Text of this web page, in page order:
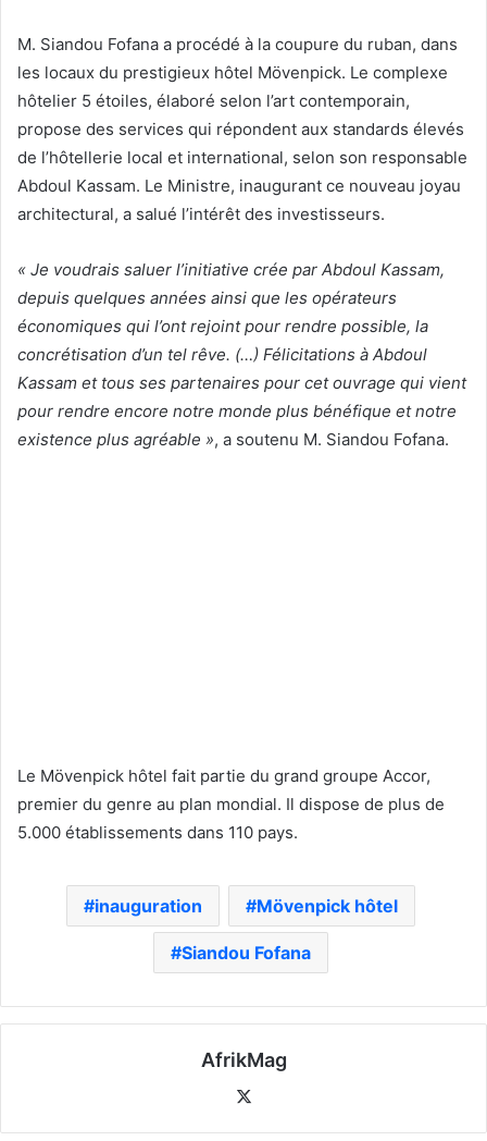
M. Siandou Fofana a procédé à la coupure du ruban, dans
les locaux du prestigieux hôtel Mövenpick. Le complexe
hôtelier 5 étoiles, élaboré selon l’art contemporain,
propose des services qui répondent aux standards élevés
de l’hôtellerie local et international, selon son responsable
Abdoul Kassam. Le Ministre, inaugurant ce nouveau joyau
architectural, a salué l’intérêt des investisseurs.
« Je voudrais saluer l’initiative crée par Abdoul Kassam,
depuis quelques années ainsi que les opérateurs
économiques qui l’ont rejoint pour rendre possible, la
concrétisation d’un tel rêve. (…) Félicitations à Abdoul
Kassam et tous ses partenaires pour cet ouvrage qui vient
pour rendre encore notre monde plus bénéfique et notre
existence plus agréable », a soutenu M. Siandou Fofana.
Le Mövenpick hôtel fait partie du grand groupe Accor,
premier du genre au plan mondial. Il dispose de plus de
5.000 établissements dans 110 pays.
inauguration Mövenpick hôtel
Siandou Fofana
AfrikMag